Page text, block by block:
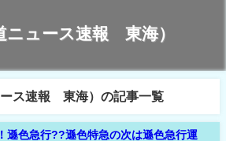
ニュース速報 東海）
ス速報 東海）の記事一覧
遜色急行??遜色特急の次は遜色急行運